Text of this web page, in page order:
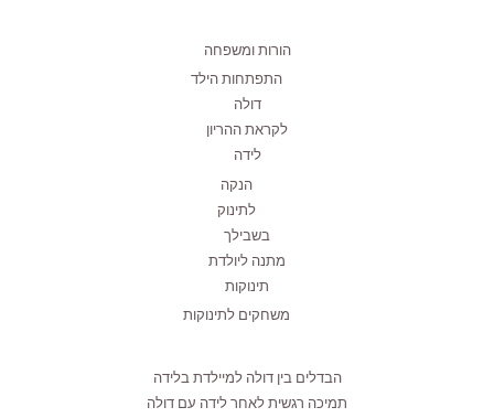
הורות ומשפחה
התפתחות הילד
דולה
לקראת ההריון
לידה
הנקה
לתינוק
בשבילך
מתנה ליולדת
תינוקות
משחקים לתינוקות
הבדלים בין דולה למיילדת בלידה
תמיכה רגשית לאחר לידה עם דולה